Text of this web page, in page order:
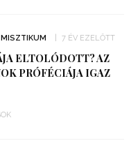
MISZTIKUM 7 ÉV EZELŐTT
ELTOLÓDOTT? AZ
PRÓFÉCIÁJA IGAZ